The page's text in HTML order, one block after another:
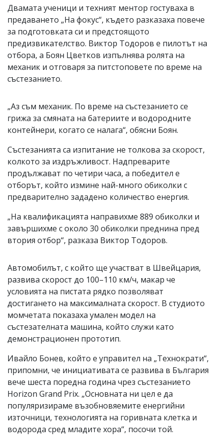
Двамата ученици и техният ментор гостуваха в
предаването „На фокус“, където разказаха повече
за подготовката си и предстоящото
предизвикателство. Виктор Тодоров е пилотът на
отбора, а Боян Цветков изпълнява ролята на
механик и отговаря за питстоповете по време на
състезанието.
„Аз съм механик. По време на състезанието се
грижа за смяната на батериите и водородните
контейнери, когато се налага“, обясни Боян.
Състезанията са изпитание не толкова за скорост,
колкото за издръжливост. Надпреварите
продължават по четири часа, а победител е
отборът, който измине най-много обиколки с
предварително зададено количество енергия.
„На квалификацията направихме 889 обиколки и
завършихме с около 30 обиколки преднина пред
втория отбор“, разказа Виктор Тодоров.
Автомобилът, с който ще участват в Швейцария,
развива скорост до 100–110 км/ч, макар че
условията на пистата рядко позволяват
достигането на максималната скорост. В студиото
момчетата показаха умален модел на
състезателната машина, който служи като
демонстрационен прототип.
Ивайло Бонев, който е управител на „Технократи“,
припомни, че инициативата се развива в България
вече шеста поредна година чрез състезанието
Horizon Grand Prix. „Основната ни цел е да
популяризираме възобновяемите енергийни
източници, технологията на горивната клетка и
водорода сред младите хора“, посочи той.